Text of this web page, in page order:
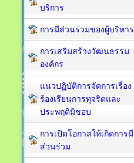
บริการ
การมีส่วนร่วมของผู้บริหาร
การเสริมสร้างวัฒนธรรม
องค์กร
แนวปฏิบัติการจัดการเรื่อง
ร้องเรียนการทุจริตและ
ประพฤติมิชอบ
การเปิดโอกาสให้เกิดการมี
ส่วนร่วม